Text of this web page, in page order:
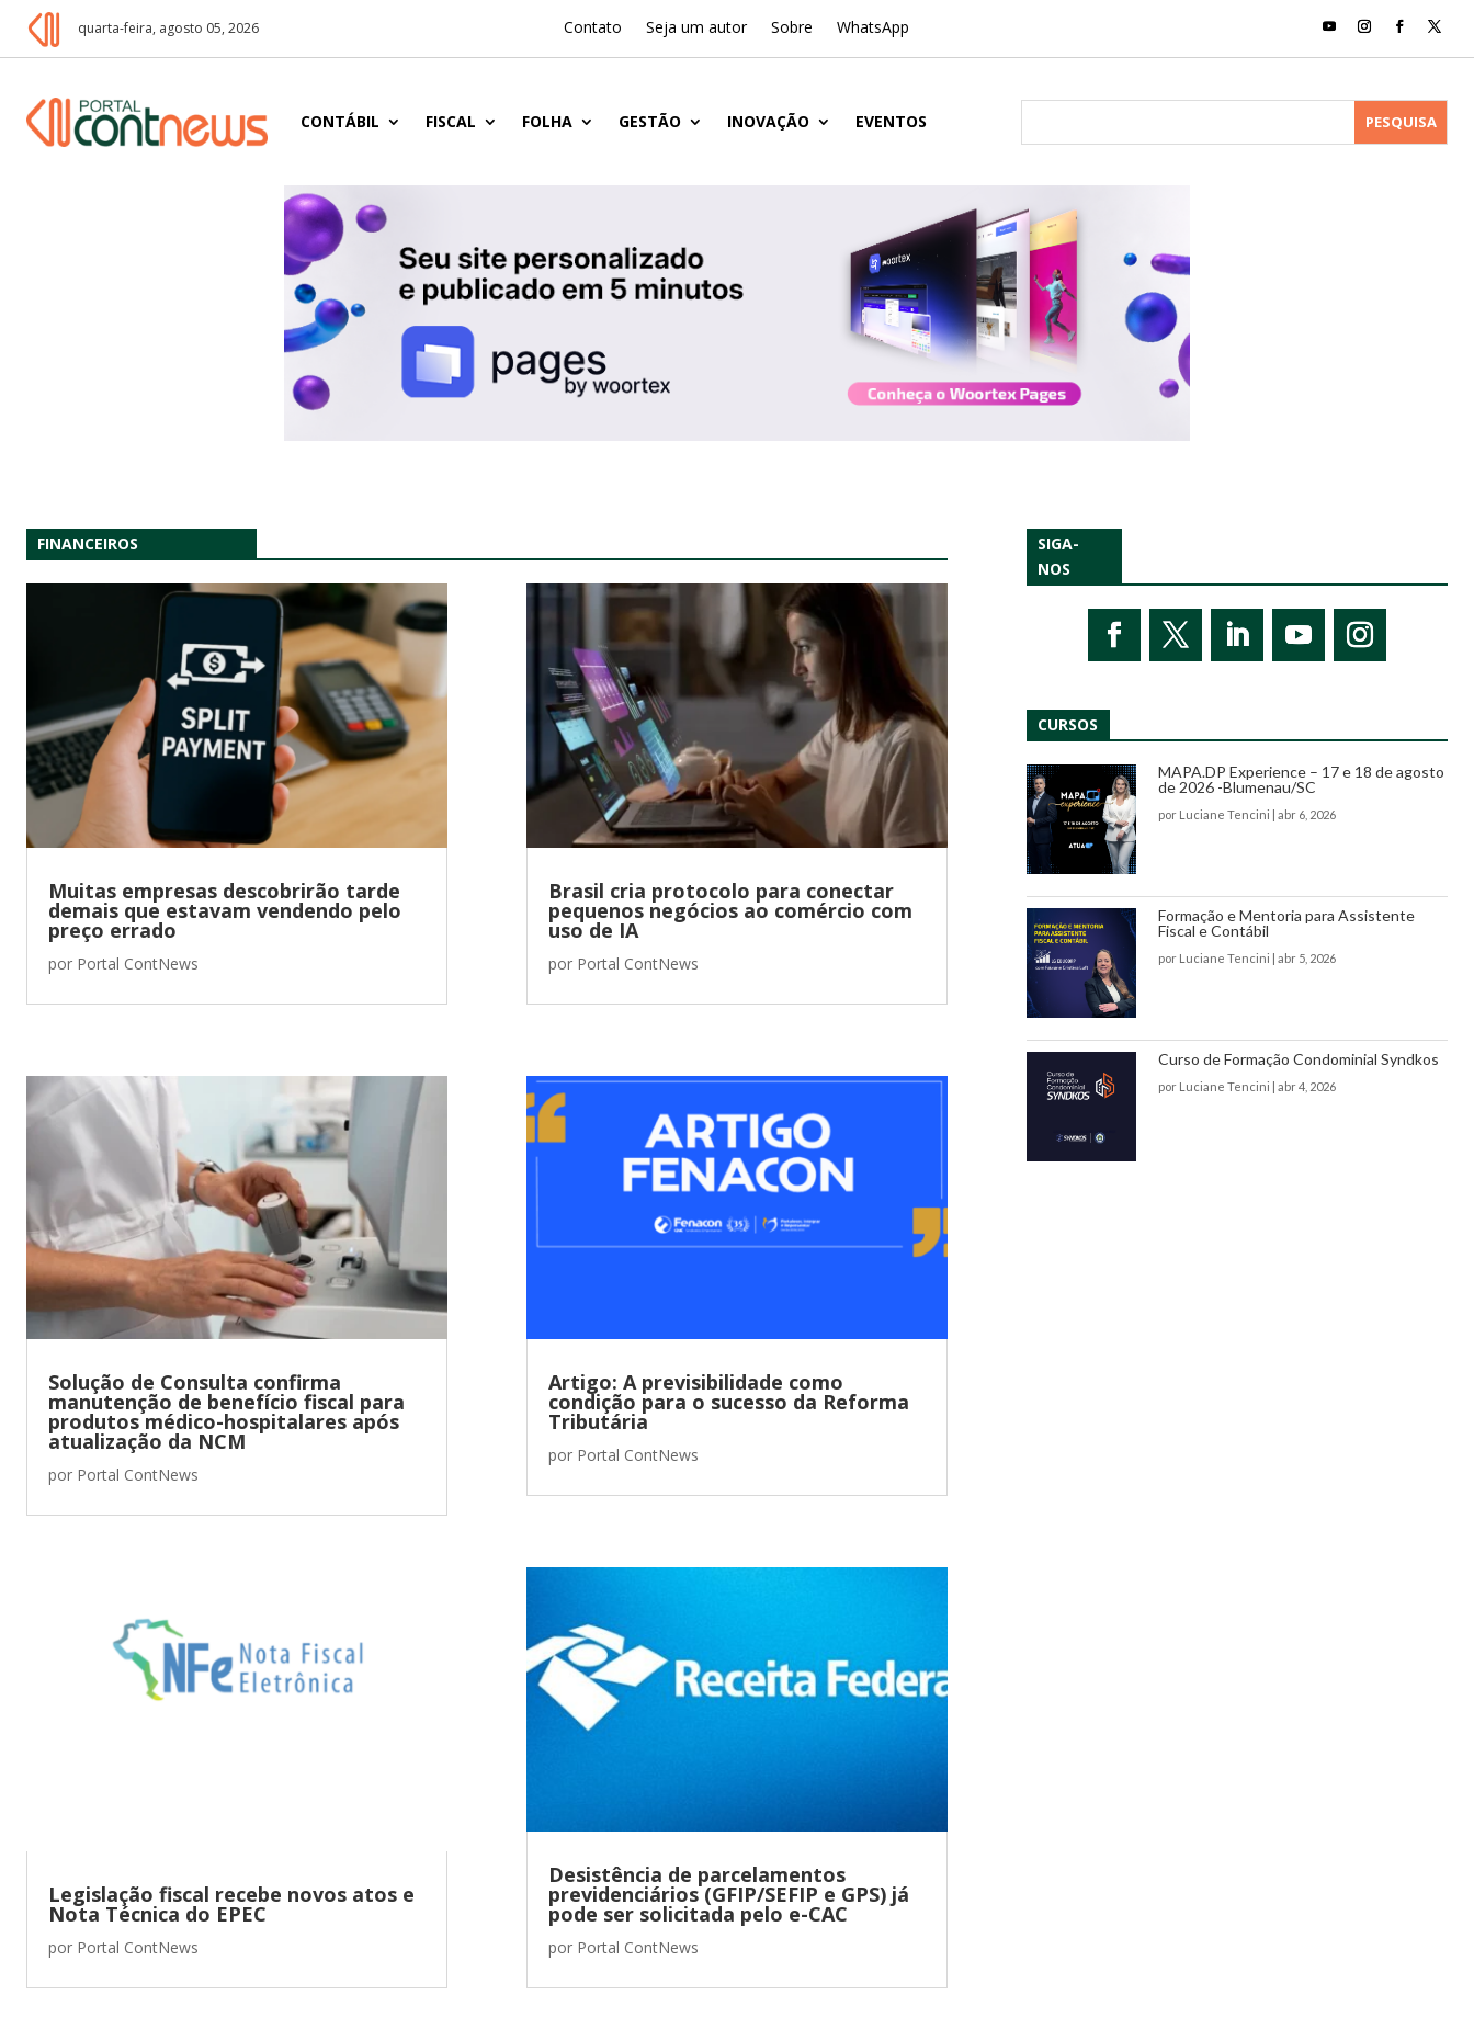
quarta-feira, agosto 05, 2026 Contato Seja um autor Sobre WhatsApp
CONTÁBIL FISCAL FOLHA GESTÃO INOVAÇÃO EVENTOS
FINANCEIROS
Muitas empresas descobrirão tarde
demais que estavam vendendo pelo
preço errado
por Portal ContNews
Solução de Consulta confirma
manutenção de benefício fiscal para
produtos médico-hospitalares após
atualização da NCM
por Portal ContNews
Legislação fiscal recebe novos atos e
Nota Técnica do EPEC
por Portal ContNews
Brasil cria protocolo para conectar
pequenos negócios ao comércio com
uso de IA
por Portal ContNews
Artigo: A previsibilidade como
condição para o sucesso da Reforma
Tributária
por Portal ContNews
Desistência de parcelamentos
previdenciários (GFIP/SEFIP e GPS) já
pode ser solicitada pelo e-CAC
por Portal ContNews
SIGA-
NOS
CURSOS
MAPA.DP Experience – 17 e 18 de agosto
de 2026 -Blumenau/SC
por Luciane Tencini | abr 6, 2026
Formação e Mentoria para Assistente
Fiscal e Contábil
por Luciane Tencini | abr 5, 2026
Curso de Formação Condominial Syndkos
por Luciane Tencini | abr 4, 2026